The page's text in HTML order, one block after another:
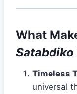
What
Satabdiko
Timeless
universal